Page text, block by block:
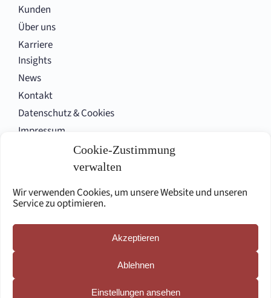
Cookie-Zustimmung
verwalten
Wir verwenden Cookies, um unsere Website und unseren
Service zu optimieren.
Akzeptieren
Ablehnen
Einstellungen ansehen
Kunden
Über uns
Karriere
Insights
News
Kontakt
Datenschutz & Cookies
Impressum